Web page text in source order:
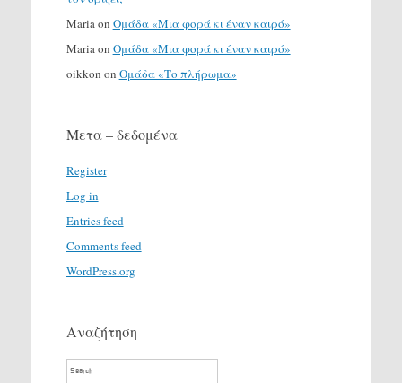
Mariaon Ομάδα «Μια φορά κι έναν καιρό»
Mariaon Ομάδα «Μια φορά κι έναν καιρό»
oikkon on Ομάδα «Το πλήρωμα»
Μετα – δεδομένα
Register
Log in
Entries feed
Comments feed
WordPress.org
Αναζήτηση
Search